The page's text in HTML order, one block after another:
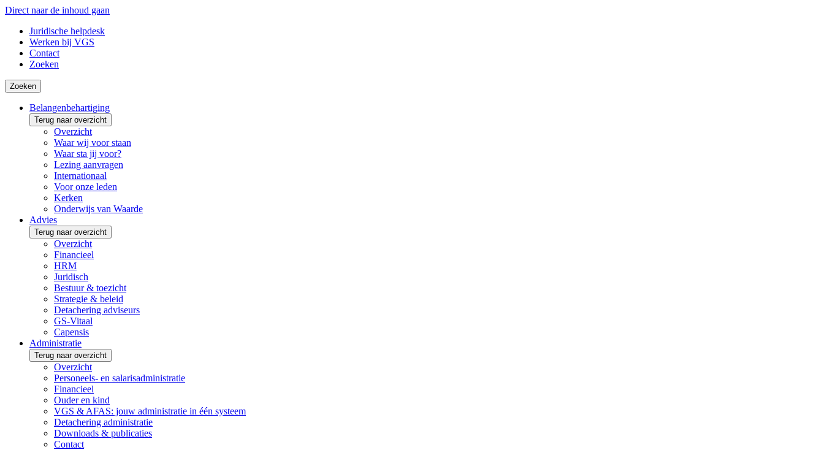
Direct naar de inhoud gaan
Juridische helpdesk
Werken bij VGS
Contact
Zoeken
Zoeken
Belangenbehartiging
Terug naar overzicht
Overzicht
Waar wij voor staan
Waar sta jij voor?
Lezing aanvragen
Internationaal
Voor onze leden
Kerken
Onderwijs van Waarde
Advies
Terug naar overzicht
Overzicht
Financieel
HRM
Juridisch
Bestuur & toezicht
Strategie & beleid
Detachering adviseurs
GS-Vitaal
Capensis
Administratie
Terug naar overzicht
Overzicht
Personeels- en salarisadministratie
Financieel
Ouder en kind
VGS & AFAS: jouw administratie in één systeem
Detachering administratie
Downloads & publicaties
Contact